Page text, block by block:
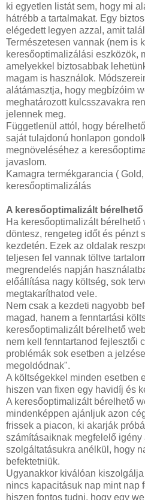
ki egyetlen listát sem, hogy mi
hátrébb a tartalmakat. Egy
elégedett legyen azzal, amit
Természetesen vannak (nem is
keresőoptimalizálási eszközök,
amelyekkel biztosabbak
magam is használok.
alátámasztja, hogy megbízóim
meghatározott kulcsszavakra
jelennek meg.
Függetlenül attól, hogy
saját tulajdonú honlapon
megnöveléséhez a
javaslom.
Kamagra termékgarancia (
keresőoptimalizálás
A keresőoptimalizált
Ha keresőoptimalizált
döntesz, rengeteg időt és pénzt
kezdetén. Ezek az oldalak
teljesen fel vannak töltve
megrendelés napján
előállítása nagy költség, sok
megtakaríthatod vele.
Nem csak a kezdeti nagyobb
magad, hanem a fenntartási
keresőoptimalizált bérelhető
nem kell fenntartanod fejlesztői
problémák sok esetben a
megoldódnak".
A költségekkel minden esetben
hiszen van fixen egy havidíj és
A keresőoptimalizált bérelhető
mindenképpen ajánljuk azon
frissek a piacon, ki akarják
számításaiknak megfelelő igény
szolgáltatásukra anélkül, hogy
befektetniük.
Ugyanakkor kiválóan
nincs kapacitásuk nap mint
hiszen fontos tudni, hogy egy